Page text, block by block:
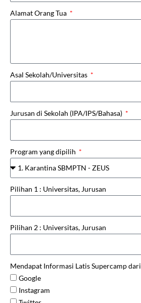
Alamat Orang Tua
Asal Sekolah/Universitas
Jurusan di Sekolah (IPA/IPS/Bahasa)
Program yang dipilih
Pilihan 1 : Universitas, Jurusan
Pilihan 2 : Universitas, Jurusan
Mendapat Informasi Latis Supercamp dari
Google
Instagram